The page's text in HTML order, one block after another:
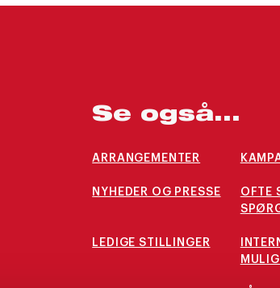
Se også...
ARRANGEMENTER
NYHEDER OG PRESSE
OFTE
LEDIGE STILLINGER